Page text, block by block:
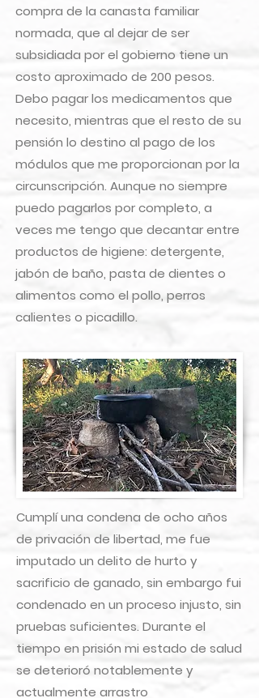
compra de la canasta familiar
normada, que al dejar de ser
subsidiada por el gobierno tiene un
costo aproximado de 200 pesos.
Debo pagar los medicamentos que
necesito, mientras que el resto de su
pensión lo destino al pago de los
módulos que me proporcionan por la
circunscripción. Aunque no siempre
puedo pagarlos por completo, a
veces me tengo que decantar entre
productos de higiene: detergente,
jabón de baño, pasta de dientes o
alimentos como el pollo, perros
calientes o picadillo.
Cumplí una condena de ocho años
de privación de libertad, me fue
imputado un delito de hurto y
sacrificio de ganado, sin embargo fui
condenado en un proceso injusto, sin
pruebas suficientes. Durante el
tiempo en prisión mi estado de salud
se deterioró notablemente y
actualmente arrastro